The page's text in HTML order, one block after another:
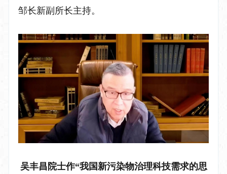
邹长新副所长主持。
吴丰昌院士作“我国新污染物治理科技需求的思